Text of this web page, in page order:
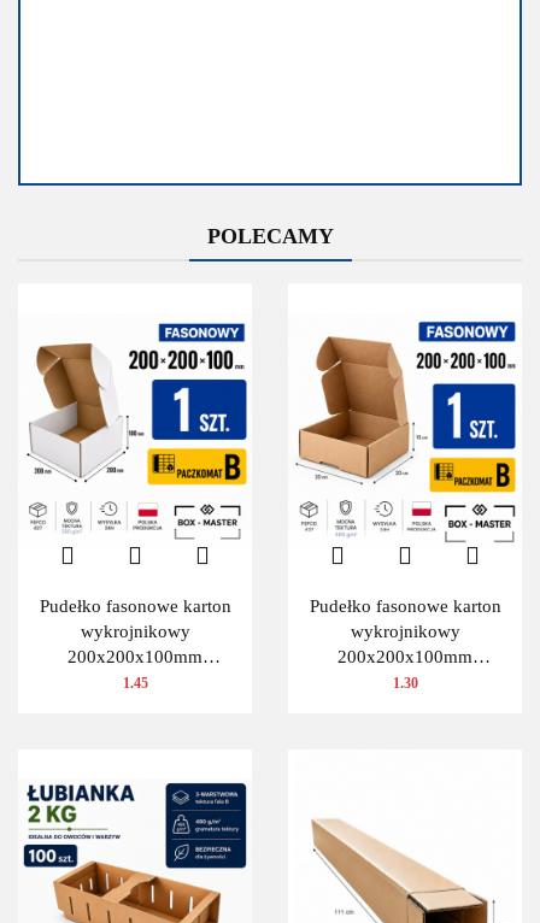
Dostępność
Średnia
Do końca promocji
pozostało
Dostępność
promocji
pozostało
POLECAMY
Pudełko fasonowe karton
wykrojnikowy
200x200x100mm
(wymiary wewnętrzne) 1
1.45
Pudełko fasonowe karton
wykrojnikowy
200x200x100mm
(wymiary wewnętrzne) 1
1.30